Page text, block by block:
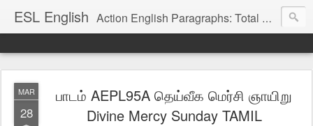
ESL English Action English Paragraphs: Total Physical Response (TPR) Paragraphs for the High School and Adult Language Student
MAR
28
பாடம் AEPL95A தெய்வீக மெர்சி ஞாயிறு
Divine Mercy Sunday TAMIL